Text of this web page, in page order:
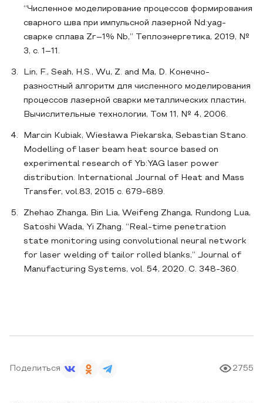
“Численное моделирование процессов формирования
сварного шва при импульсной лазерной Nd:yag-
сварке сплава Zr–1% Nb,” Теплоэнергетика, 2019, №
3, с. 1–11.
Lin, F., Seah, H.S., Wu, Z. and Ma, D. Конечно-
разностный алгоритм для численного моделирования
процессов лазерной сварки металлических пластин,
Вычислительные технологии, Том 11, № 4, 2006.
Marcin Kubiak, Wiesława Piekarska, Sebastian Stano.
Modelling of laser beam heat source based on
experimental research of Yb:YAG laser power
distribution. International Journal of Heat and Mass
Transfer, vol.83, 2015 c. 679-689.
Zhehao Zhanga, Bin Lia, Weifeng Zhanga, Rundong Lua,
Satoshi Wada, Yi Zhang. “Real-time penetration
state monitoring using convolutional neural network
for laser welding of tailor rolled blanks,” Journal of
Manufacturing Systems, vol. 54, 2020. C. 348-360.
Поделиться 2755